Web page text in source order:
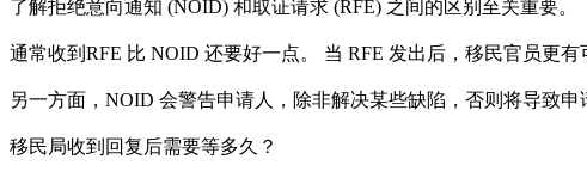
了解拒绝意向通知 (NOID) 和取证请求 (RFE) 之间的区别至关重要。
通常收到RFE 比 NOID 还要好一点。 当 RFE 发出后，移民官员更
另一方面，NOID 会警告申请人，除非解决某些缺陷，否则将导致
移民局收到回复后需要等多久？